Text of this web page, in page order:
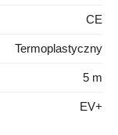
CE
Termoplastyczny
5 m
EV+